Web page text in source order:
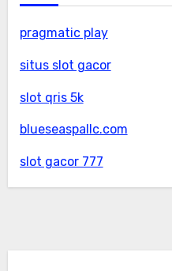
pragmatic play
situs slot gacor
slot qris 5k
blueseaspallc.com
slot gacor 777